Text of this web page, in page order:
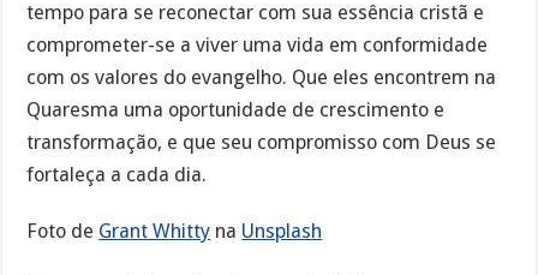
tempo para se reconectar com sua essência cristã e
comprometer-se a viver uma vida em conformidade
com os valores do evangelho. Que eles encontrem na
Quaresma uma oportunidade de crescimento e
transformação, e que seu compromisso com Deus se
fortaleça a cada dia.
Foto de Grant Whitty na Unsplash